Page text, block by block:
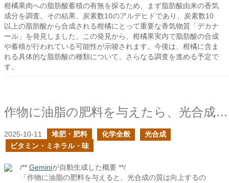
柑橘果肉への脂肪酸蓄積の有無を探るため、まず脂肪酸由来の香気
成分を調査。その結果、炭素数10のアルデヒドであり、炭素数10
以上の脂肪酸から合成される柑橘にとって重要な香気物質「デカナ
ール」を発見しました。この発見から、柑橘果実内で脂肪酸の合成
や蓄積が行われている可能性が示唆されます。今後は、柑橘に含ま
れる具体的な脂肪酸の種類について、さらなる調査を進める予定で
す。
作物に油脂の肥料を与えたら、光合成の質は向上するのか？
2025-10-11 堆肥・肥料 化学全般
光合成
ビタミン・ミネラル・味
/** Geminiが自動生成した概要 **/
「作物に油脂の肥料を与えると、光合成の質は向上するの